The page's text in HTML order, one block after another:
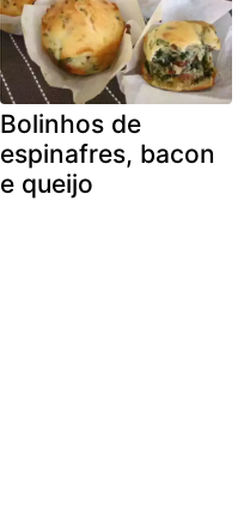
Bolinhos de
espinafres, bacon
e queijo